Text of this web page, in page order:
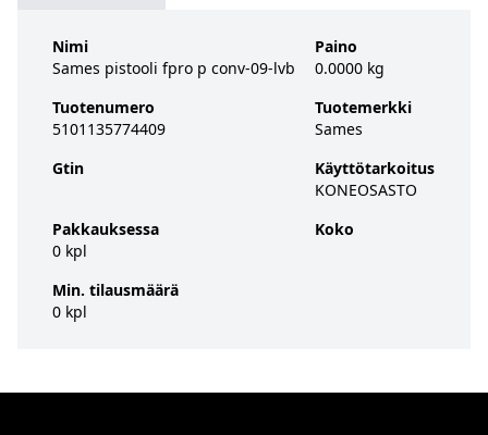
Nimi
Sames pistooli fpro p conv-09-lvb
Tuotenumero
5101135774409
Gtin
Pakkauksessa
0 kpl
Min. tilausmäärä
0 kpl
Paino
0.0000 kg
Tuotemerkki
Sames
Käyttötarkoitus
KONEOSASTO
Koko